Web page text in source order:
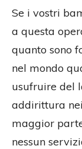
Se i vostri
a questa
quanto sono
nel mondo
usufruire del
addirittura
maggior
nessun